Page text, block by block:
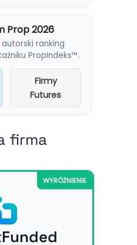
Prop 2026
ranking
PropIndeks™.
Firmy
Futures
firma
WYRÓŻNIENIE